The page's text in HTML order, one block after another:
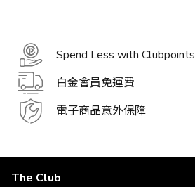
Spend Less with Clubpoints
白金會員免運費
電子商品意外保障
The Club